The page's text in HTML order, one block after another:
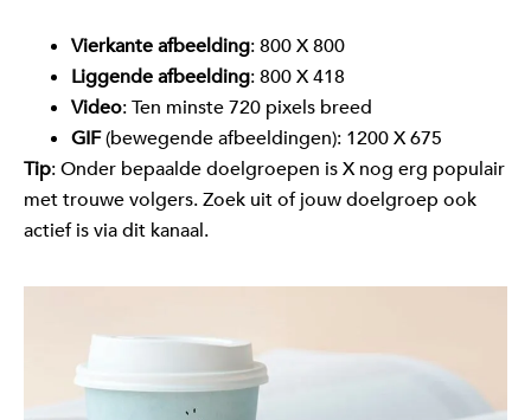
Vierkante afbeelding: 800 X 800
Liggende afbeelding: 800 X 418
Video: Ten minste 720 pixels breed
GIF(bewegende afbeeldingen): 1200 X 675
Tip: Onder bepaalde doelgroepen is X nog erg populair
met trouwe volgers. Zoek uit of jouw doelgroep ook
actief is via dit kanaal.